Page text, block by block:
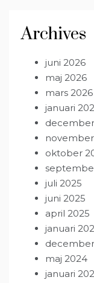
Archives
juni 2026
maj 2026
mars 2026
januari
oktober
juli 2025
juni 2025
april 2025
januari
maj 2024
januari